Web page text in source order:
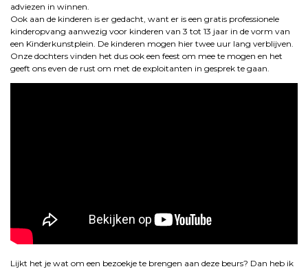
adviezen in winnen.
Ook aan de kinderen is er gedacht, want er is een gratis professionele
kinderopvang aanwezig voor kinderen van 3 tot 13 jaar in de vorm van
een Kinderkunstplein. De kinderen mogen hier twee uur lang verblijven.
Onze dochters vinden het dus ook een feest om mee te mogen en het
geeft ons even de rust om met de exploitanten in gesprek te gaan.
Lijkt het je wat om een bezoekje te brengen aan deze beurs? Dan heb ik